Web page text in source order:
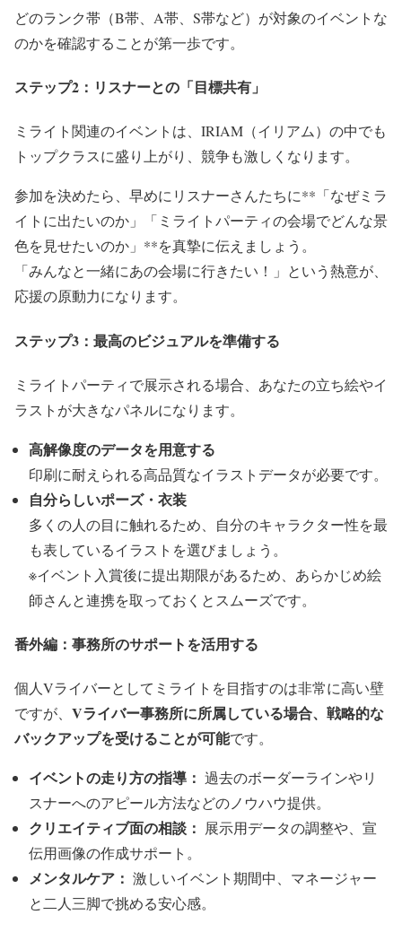
どのランク帯（B帯、A帯、S帯など）が対象のイベントな
のかを確認することが第一歩です。
ステップ2：リスナーとの「目標共有」
ミライト関連のイベントは、IRIAM（イリアム）の中でも
トップクラスに盛り上がり、競争も激しくなります。
参加を決めたら、早めにリスナーさんたちに**「なぜミラ
イトに出たいのか」「ミライトパーティの会場でどんな景
色を見せたいのか」**を真摯に伝えましょう。
「みんなと一緒にあの会場に行きたい！」という熱意が、
応援の原動力になります。
ステップ3：最高のビジュアルを準備する
ミライトパーティで展示される場合、あなたの立ち絵やイ
ラストが大きなパネルになります。
高解像度のデータを用意する
印刷に耐えられる高品質なイラストデータが必要です。
自分らしいポーズ・衣装
多くの人の目に触れるため、自分のキャラクター性を最
も表しているイラストを選びましょう。
※イベント入賞後に提出期限があるため、あらかじめ絵
師さんと連携を取っておくとスムーズです。
番外編：事務所のサポートを活用する
個人Vライバーとしてミライトを目指すのは非常に高い壁
ですが、 Vライバー事務所に所属している場合、戦略的な
バックアップを受けることが可能です。
イベントの走り方の指導： 過去のボーダーラインやリ
スナーへのアピール方法などのノウハウ提供。
クリエイティブ面の相談： 展示用データの調整や、宣
伝用画像の作成サポート。
メンタルケア： 激しいイベント期間中、マネージャー
と二人三脚で挑める安心感。